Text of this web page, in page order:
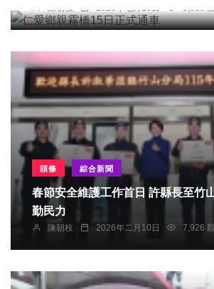
陳朝枝 2026年七月15日 5,885
頭條 綜合新聞
春節安全維護工作首日 許縣長至竹
勤民力
陳朝枝 2026年二月10日 7,926